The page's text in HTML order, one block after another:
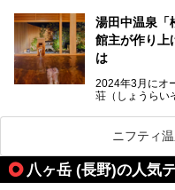
昼神温泉では、
きを楽しめるグ
りの場所が豊富
この記事では、
帰り温泉、見ど
クセス方法も順
湯田中温泉「
館主が作り上
は
2024年3月にオ
荘（しょうらい
ライベートに楽
道向かいの「
「湯田中大湯」
極上のお湯に浸
い湯田中温泉「
ニフティ
八ヶ岳 (長野)の人気